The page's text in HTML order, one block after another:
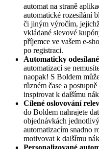
automat na straně
automatické rozesílání
či jiným výročím,
vkládané slevové
příjemce ve vašem e-
po registraci.
Automaticky
automatizací se
naopak! S Boldem
různém čase a
inspirovat k dalšímu
Cílené oslovování
do Boldem nahrajete
objednávkách
automatizacím snadno
motivovat k dalšímu
Personalizované